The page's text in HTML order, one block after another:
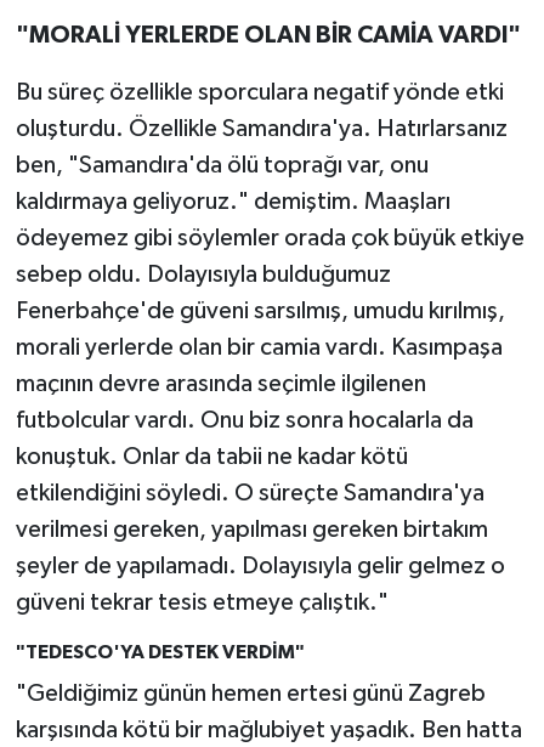
"MORALİ YERLERDE OLAN BİR CAMİA VARDI"
Bu süreç özellikle sporculara negatif yönde etki
oluşturdu. Özellikle Samandıra'ya. Hatırlarsanız
ben, "Samandıra'da ölü toprağı var, onu
kaldırmaya geliyoruz." demiştim. Maaşları
ödeyemez gibi söylemler orada çok büyük etkiye
sebep oldu. Dolayısıyla bulduğumuz
Fenerbahçe'de güveni sarsılmış, umudu kırılmış,
morali yerlerde olan bir camia vardı. Kasımpaşa
maçının devre arasında seçimle ilgilenen
futbolcular vardı. Onu biz sonra hocalarla da
konuştuk. Onlar da tabii ne kadar kötü
etkilendiğini söyledi. O süreçte Samandıra'ya
verilmesi gereken, yapılması gereken birtakım
şeyler de yapılamadı. Dolayısıyla gelir gelmez o
güveni tekrar tesis etmeye çalıştık."
"TEDESCO'YA DESTEK VERDİM"
"Geldiğimiz günün hemen ertesi günü Zagreb
karşısında kötü bir mağlubiyet yaşadık. Ben hatta